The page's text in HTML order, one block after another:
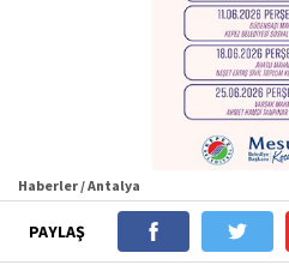
Haberler / Antalya
PAYLAŞ